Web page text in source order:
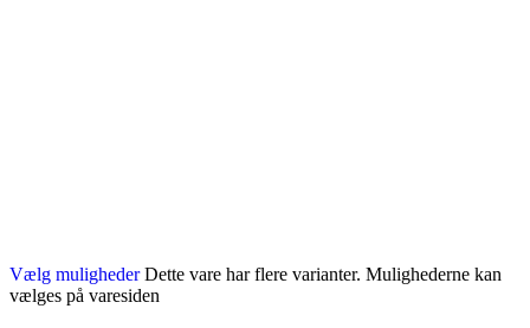
Vælg muligheder Dette vare har flere varianter. Mulighederne kan
vælges på varesiden